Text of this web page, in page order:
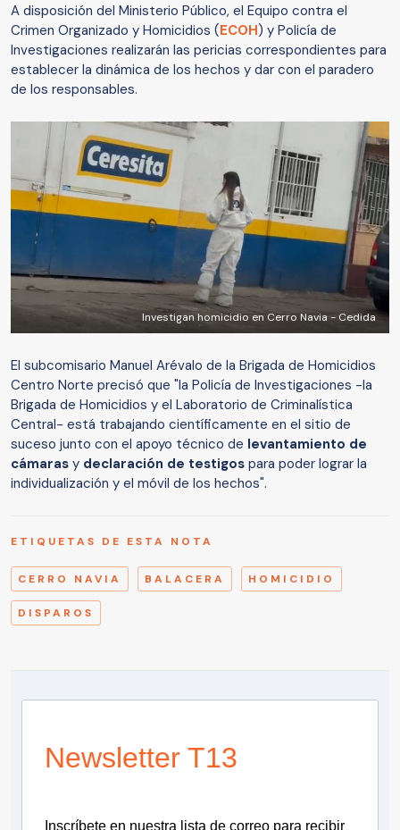
A disposición del Ministerio Público, el Equipo contra el
Crimen Organizado y Homicidios (ECOH) y Policía de
Investigaciones realizarán las pericias correspondientes para
establecer la dinámica de los hechos y dar con el paradero
de los responsables.
Investigan homicidio en Cerro Navia - Cedida
El subcomisario Manuel Arévalo de la Brigada de Homicidios
Centro Norte precisó que "la Policía de Investigaciones -la
Brigada de Homicidios y el Laboratorio de Criminalística
Central- está trabajando científicamente en el sitio de
suceso junto con el apoyo técnico de levantamiento de
cámaras y declaración de testigos para poder lograr la
individualización y el móvil de los hechos".
ETIQUETAS DE ESTA NOTA
CERRO NAVIA BALACERA HOMICIDIO
DISPAROS
Newsletter T13
Inscríbete en nuestra lista de correo para recibir